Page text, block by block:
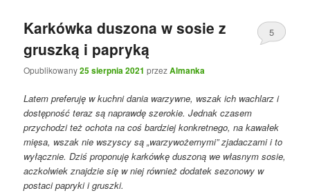
Karkówka duszona w sosie z
gruszką i papryką
Opublikowany25 sierpnia 2021 przezAlmanka
5
Latem preferuję w kuchni dania warzywne, wszak ich wachlarz i
dostępność teraz są naprawdę szerokie. Jednak czasem
przychodzi też ochota na coś bardziej konkretnego, na kawałek
mięsa, wszak nie wszyscy są „warzywożernymi” zjadaczami i to
wyłącznie. Dziś proponuję karkówkę duszoną we własnym sosie,
aczkolwiek znajdzie się w niej również dodatek sezonowy w
postaci papryki i gruszki.